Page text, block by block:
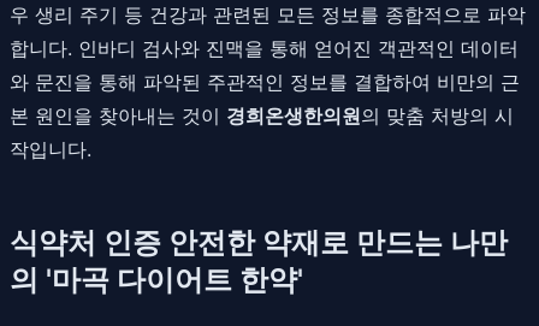
우 생리 주기 등 건강과 관련된 모든 정보를 종합적으로 파악
합니다. 인바디 검사와 진맥을 통해 얻어진 객관적인 데이터
와 문진을 통해 파악된 주관적인 정보를 결합하여 비만의 근
본 원인을 찾아내는 것이 경희온생한의원의 맞춤 처방의 시
작입니다.
식약처 인증 안전한 약재로 만드는 나만
의 '마곡 다이어트 한약'